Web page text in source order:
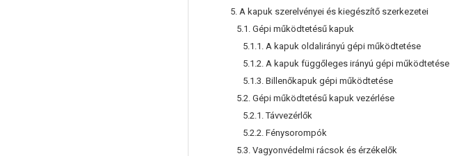
5. A kapuk szerelvényei és kiegészítő szerkezetei
5.1. Gépi működtetésű kapuk
5.1.1. A kapuk oldalirányú gépi működtetése
5.1.2. A kapuk függőleges irányú gépi működtetése
5.1.3. Billenőkapuk gépi működtetése
5.2. Gépi működtetésű kapuk vezérlése
5.2.1. Távvezérlők
5.2.2. Fénysorompók
5.3. Vagyonvédelmi rácsok és érzékelők